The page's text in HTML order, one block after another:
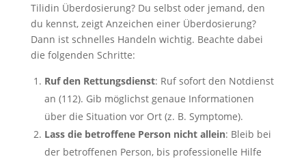
Tilidin Überdosierung? Du selbst oder jemand, den
du kennst, zeigt Anzeichen einer Überdosierung?
Dann ist schnelles Handeln wichtig. Beachte dabei
die folgenden Schritte:
Ruf den Rettungsdienst: Ruf sofort den Notdienst
an (112). Gib möglichst genaue Informationen
über die Situation vor Ort (z. B. Symptome).
Lass die betroffene Person nicht allein: Bleib bei
der betroffenen Person, bis professionelle Hilfe